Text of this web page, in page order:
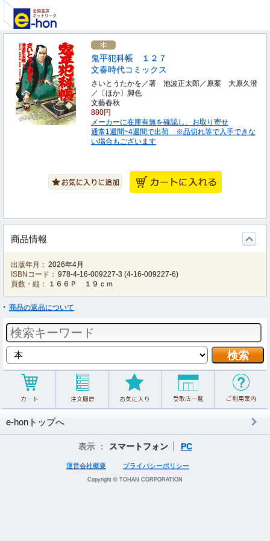
鬼平犯科帳 １２７
文春時代コミックス
さいとうたかを／著 池波正太郎／原案 大原久澄
／〔ほか〕脚色
文藝春秋
880円
メーカーに在庫有無を確認し、お取り寄せ
通常1週間~4週間で出荷 ※品切れ等で入手できな
い場合もございます
商品情報
出版年月： 2026年4月
ISBNコード： 978-4-16-009227-3 (4-16-009227-6)
頁数・縦：
１６６Ｐ １９ｃｍ
商品の返品について
e-honトップへ
表示 ： スマートフォン PC
運営会社概要 プライバシーポリシー
Copyright © TOHAN CORPORATION